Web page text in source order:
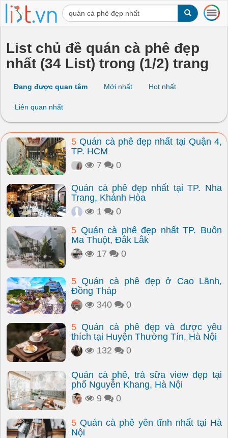
T
o
e
n
a
t
i
List chủ đề quán cà phê đẹp
nhất (34 List) trong (1/2) trang
Đang được quan tâm Mới nhất Hot nhất
Liên quan nhất
5 Quán cà phê đẹp nhất tại Quận 4,
TP. HCM
7
0
Quán cà phê đẹp nhất tại TP. Nha
Trang, Khánh Hòa
1
0
5 Quán cà phê đẹp nhất TP. Buôn
Ma Thuột, Đắk Lắk
17
0
5 Quán cà phê đẹp ở Cao Lãnh,
Đồng Tháp
340
0
5 Quán cà phê đẹp và được yêu
thích tại Huyện Thường Tín, Hà Nội
132
0
Quán cà phê, trà sữa view đẹp tại
phố Nguyễn Khang, Hà Nội
9
0
5 Quán cà phê yên tĩnh nhất tại Hà
Nội